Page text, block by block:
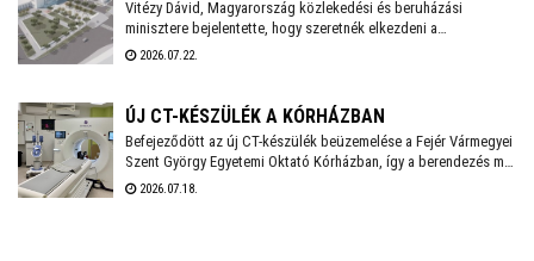
szakaszának felújítása, és kezdődhet a Bébic utcai
szabadidőpark fejlesztése is.
Vitézy Dávid, Magyarország közlekedési és beruházási
minisztere bejelentette, hogy szeretnék elkezdeni a
székesfehérvári vasúti csomópont teljes körű átépítését,
2030-ig befejeződhet.
2026.07.22.
ÚJ CT-KÉSZÜLÉK A KÓRHÁZBAN
Befejeződött az új CT-készülék beüzemelése a Fejér Vármegyei
Szent György Egyetemi Oktató Kórházban, így a berendezés már
a mindennapi betegellátást szolgálja - közölte a
2026.07.18.